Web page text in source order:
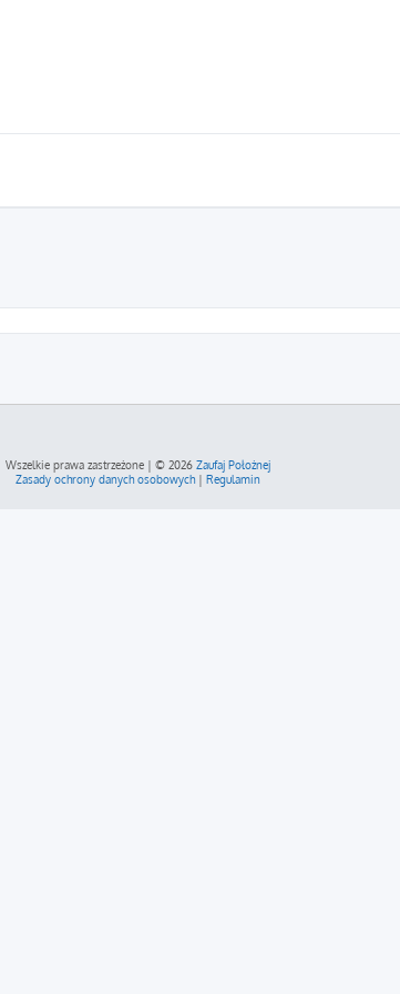
Wszelkie prawa zastrzeżone | © 2026 Zaufaj Położnej
Zasady ochrony danych osobowych| Regulamin